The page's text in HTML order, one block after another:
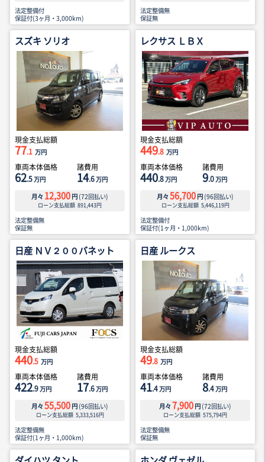
法定整備付
保証付(3ヶ月・3,000km)
法定整備無
保証無
スズキ ソリオ
現金支払総額
77.1 万円
車両本体価格
62.5万円
諸費用
14.6万円
月々 12,300 円 (72回払い)
ローン支払総額 891,443円
法定整備無
保証無
レクサス ＬＢＸ
現金支払総額
449.8 万円
車両本体価格
440.8万円
諸費用
9.0万円
月々 56,700 円 (96回払い)
ローン支払総額 5,446,119円
法定整備付
保証付(1ヶ月・1,000km)
日産 ＮＶ２００バネット
現金支払総額
440.5 万円
車両本体価格
422.9万円
諸費用
17.6万円
月々 55,500 円 (96回払い)
ローン支払総額 5,333,516円
法定整備無
保証付(1ヶ月・1,000km)
日産 ルークス
現金支払総額
49.8 万円
車両本体価格
41.4万円
諸費用
8.4万円
月々 7,900 円 (72回払い)
ローン支払総額 575,794円
法定整備無
保証無